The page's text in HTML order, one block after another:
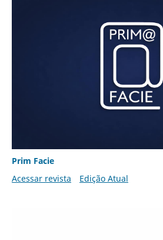
Prim Facie
Acessar revista
Edição Atual